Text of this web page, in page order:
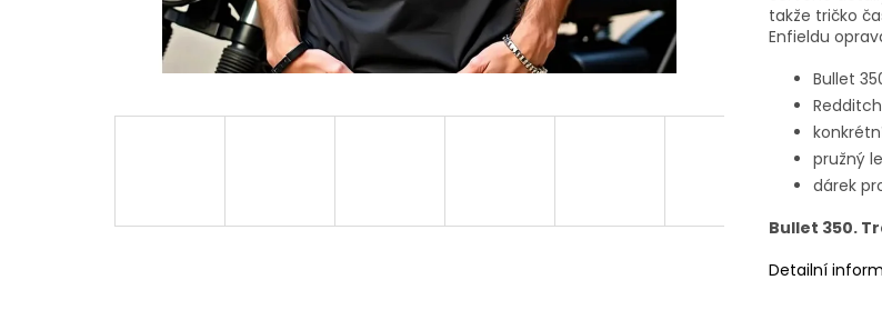
takže tričko
Enfieldu
Bullet
pružný
dárek
Bullet 350.
Detailní